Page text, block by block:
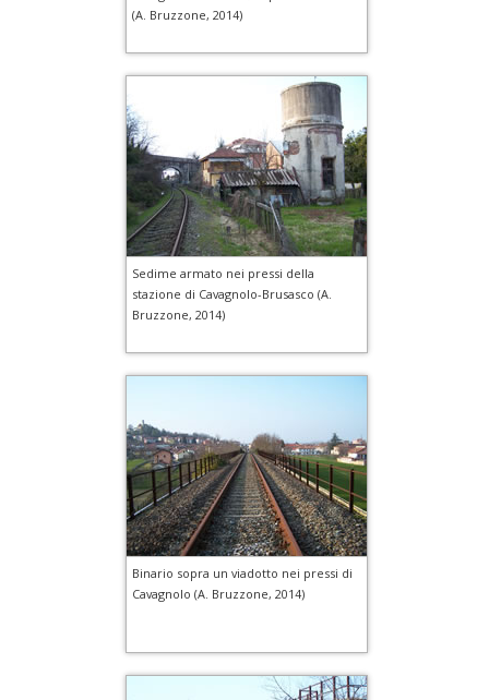
(A. Bruzzone, 2014)
Sedime armato nei pressi della
stazione di Cavagnolo-Brusasco (A.
Bruzzone, 2014)
Binario sopra un viadotto nei pressi di
Cavagnolo (A. Bruzzone, 2014)